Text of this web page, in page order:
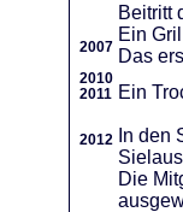
2007
2010
2011
2012
Beitritt
Ein
Das
Ein
In den
Die